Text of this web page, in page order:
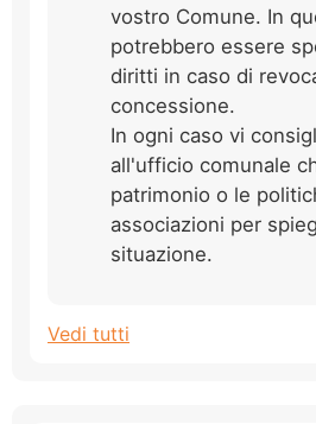
vostro Comune. In
potrebbero essere
diritti in caso di
concessione.
In ogni caso vi
all'ufficio comunale
patrimonio o le
associazioni per
situazione.
Vedi tutti